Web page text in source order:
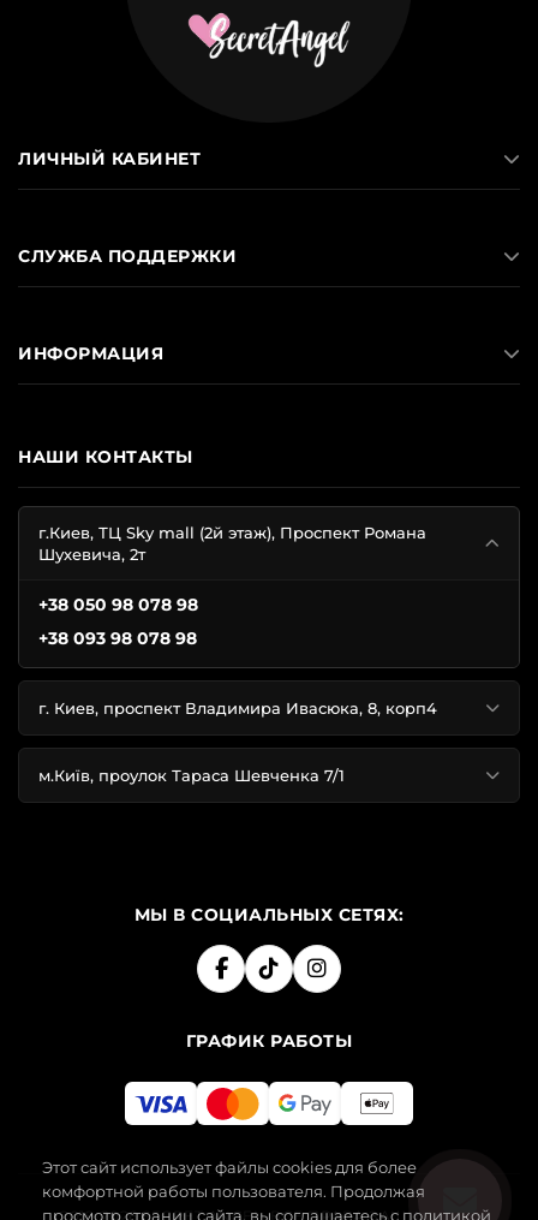
НАШИ КОНТАКТЫ
г.Киев, ТЦ Sky mall (2й этаж), Проспект Романа
Шухевича, 2т
+38 050 98 078 98
+38 093 98 078 98
г. Киев, проспект Владимира Ивасюка, 8, корп4
м.Київ, проулок Тараса Шевченка 7/1
ЛИЧНЫЙ КАБИНЕТ
СЛУЖБА ПОДДЕРЖКИ
ИНФОРМАЦИЯ
МЫ В СОЦИАЛЬНЫХ СЕТЯХ:
ГРАФИК РАБОТЫ
2019-2026 SECRET ANGEL. ВСЕ ПРАВА ЗАЩИЩЕНЫ.
Этот сайт использует файлы cookies для более
комфортной работы пользователя. Продолжая
просмотр страниц сайта, вы соглашаетесь с политикой